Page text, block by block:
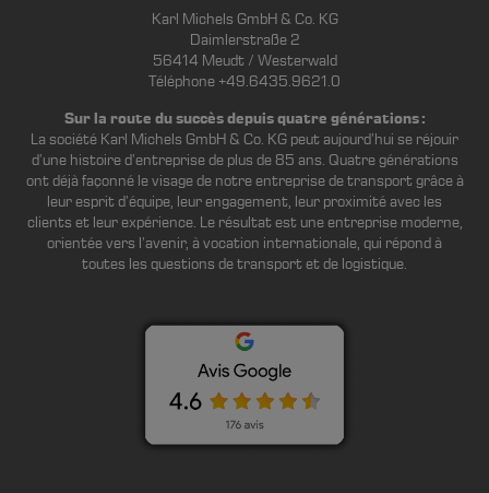
Karl Michels GmbH & Co. KG
Daimlerstraße 2
56414 Meudt / Westerwald
Téléphone +49.6435.9621.0
Sur la route du succès depuis quatre générations :
La société Karl Michels GmbH & Co. KG peut aujourd’hui se réjouir
d’une histoire d’entreprise de plus de 85 ans. Quatre générations
ont déjà façonné le visage de notre entreprise de transport grâce à
leur esprit d’équipe, leur engagement, leur proximité avec les
clients et leur expérience. Le résultat est une entreprise moderne,
orientée vers l’avenir, à vocation internationale, qui répond à
toutes les questions de transport et de logistique.